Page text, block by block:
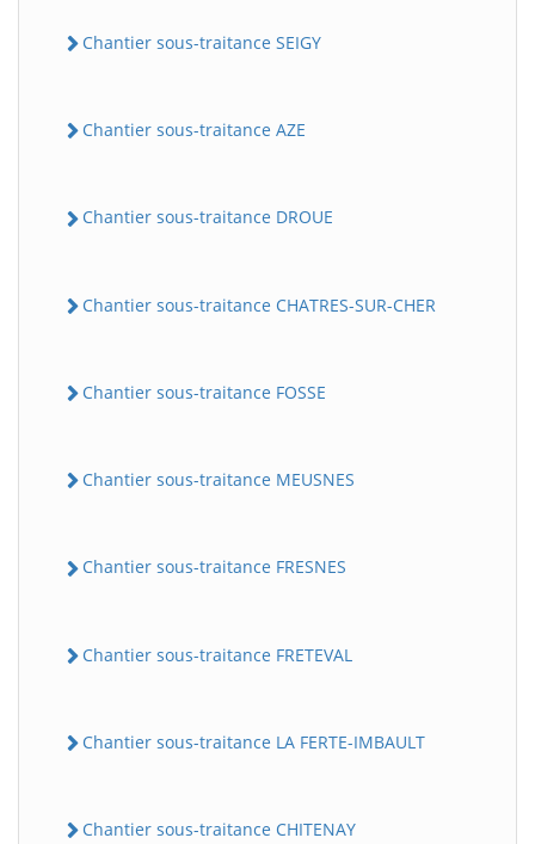
Chantier sous-traitance SEIGY
Chantier sous-traitance AZE
Chantier sous-traitance DROUE
Chantier sous-traitance CHATRES-SUR-CHER
Chantier sous-traitance FOSSE
Chantier sous-traitance MEUSNES
Chantier sous-traitance FRESNES
Chantier sous-traitance FRETEVAL
Chantier sous-traitance LA FERTE-IMBAULT
Chantier sous-traitance CHITENAY